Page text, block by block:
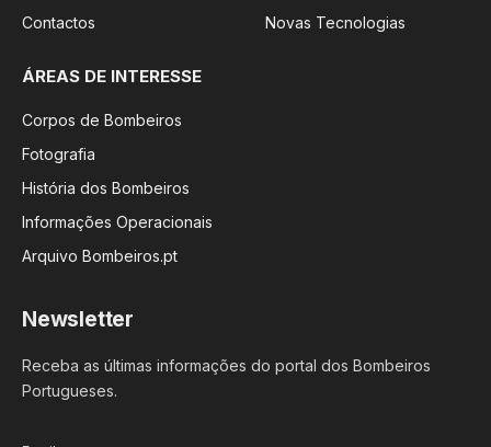
Contactos
Novas Tecnologias
ÁREAS DE INTERESSE
Corpos de Bombeiros
Fotografia
História dos Bombeiros
Informações Operacionais
Arquivo Bombeiros.pt
Newsletter
Receba as últimas informações do portal dos Bombeiros
Portugueses.